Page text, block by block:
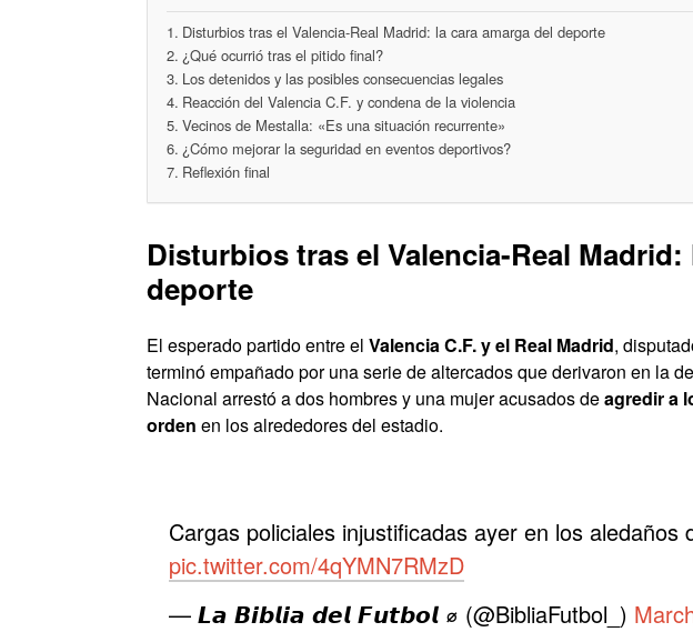
Disturbios tras el Valencia-Real Madrid: la cara amarga del deporte
¿Qué ocurrió tras el pitido final?
Los detenidos y las posibles consecuencias legales
Reacción del Valencia C.F. y condena de la violencia
Vecinos de Mestalla: «Es una situación recurrente»
¿Cómo mejorar la seguridad en eventos deportivos?
Reflexión final
Disturbios tras el Valencia-Real Madrid:
deporte
El esperado partido entre el Valencia C.F. y el Real Madrid,
terminó empañado por una serie de altercados que derivaron en la
Nacional arrestó a dos hombres y una mujer acusados deagredir a
orden en los alrededores del estadio.
Cargas policiales injustificadas ayer en los aledaños
pic.twitter.com/4qYMN7RMzD
— 𝙇𝙖 𝘽𝙞𝙗𝙡𝙞𝙖 𝙙𝙚𝙡 𝙁𝙪𝙩𝙗𝙤𝙡 ⌀ (@BibliaFutbol_)